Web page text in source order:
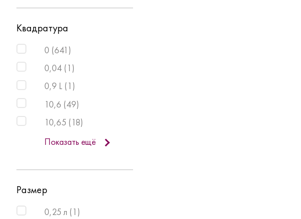
Квадратура
0 (641 )
0,04 ( 1 )
0,9 L ( 1 )
10,6 (49)
10,65 ( 18)
Показать ещё
Размер
0,25 л ( 1 )